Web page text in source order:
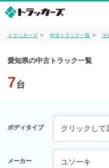
トラッカーズ 中古トラック一覧 そ
愛知県の中古トラック一覧
7台
ボディタイプ クリックして
メーカー ユソーキ